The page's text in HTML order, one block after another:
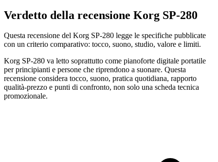
Verdetto della recensione Korg SP-280
Questa recensione del Korg SP-280 legge le specifiche pubblicate
con un criterio comparativo: tocco, suono, studio, valore e limiti.
Korg SP-280 va letto soprattutto come pianoforte digitale portatile
per principianti e persone che riprendono a suonare. Questa
recensione considera tocco, suono, pratica quotidiana, rapporto
qualità-prezzo e punti di confronto, non solo una scheda tecnica
promozionale.